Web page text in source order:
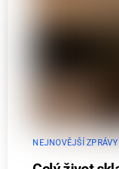
NEJNOVĚJŠÍ ZPRÁVY